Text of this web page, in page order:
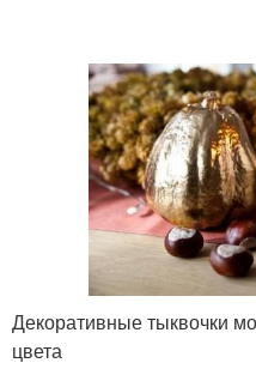
Декоративные тыквочки
цвета